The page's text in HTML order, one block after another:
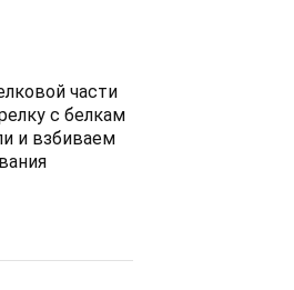
части
с белкам
и взбиваем